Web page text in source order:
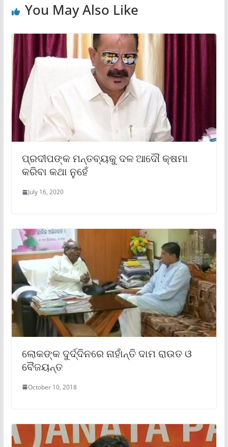
You May Also Like
ପ୍ରଦୀପଙ୍କ ମନ୍ତବ୍ୟକୁ ଦଳ ଆଦୌ କ୍ଷମା
କରିବା କଥା ନୁହେଁ
July 16, 2020
ଲୋକଙ୍କ ଦୁର୍ଦ୍ଦିନରେ ନାହାଁନ୍ତି ଦାମ ରାଉତ ଓ
ବୈଜୟନ୍ତ
October 10, 2018